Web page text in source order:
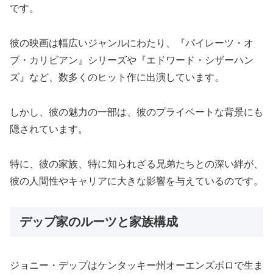
です。
彼の映画は幅広いジャンルにわたり、『パイレーツ・オ
ブ・カリビアン』シリーズや『エドワード・シザーハン
ズ』など、数多くのヒット作に出演しています。
しかし、彼の魅力の一部は、彼のプライベートな背景にも
隠されています。
特に、彼の家族、特に知られざる兄弟たちとの深い絆が、
彼の人間性やキャリアに大きな影響を与えているのです。
デップ家のルーツと家族構成
ジョニー・デップはケンタッキー州オーエンズボロで生ま